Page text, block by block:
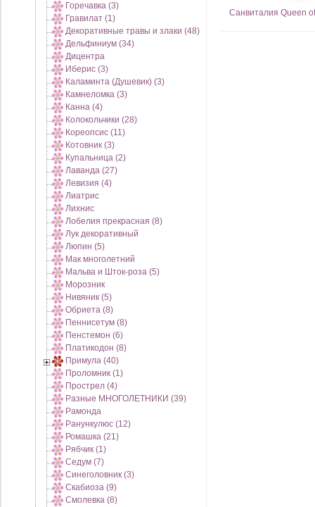
Горечавка (3)
Гравилат (1)
Декоративные травы и злаки (48)
Дельфиниум (34)
Дицентра
Иберис (3)
Каламинта (Душевик) (3)
Камнеломка (3)
Канна (4)
Колокольчики (28)
Кореопсис (11)
Котовник (3)
Купальница (2)
Лаванда (27)
Левизия (4)
Лиатрис
Лихнис
Лобелия прекрасная (8)
Лук декоративный
Люпин (5)
Мак многолетний
Мальва и Шток-роза (5)
Морозник
Нивяник (5)
Обриета (8)
Пеннисетум (8)
Пенстемон (6)
Платикодон (8)
Примула (40)
Проломник (1)
Прострел (4)
Разные МНОГОЛЕТНИКИ (39)
Рамонда
Ранункулюс (12)
Ромашка (21)
Рябчик (1)
Седум (7)
Синеголовник (3)
Скабиоза (9)
Смолевка (8)
Санвиталия Queen